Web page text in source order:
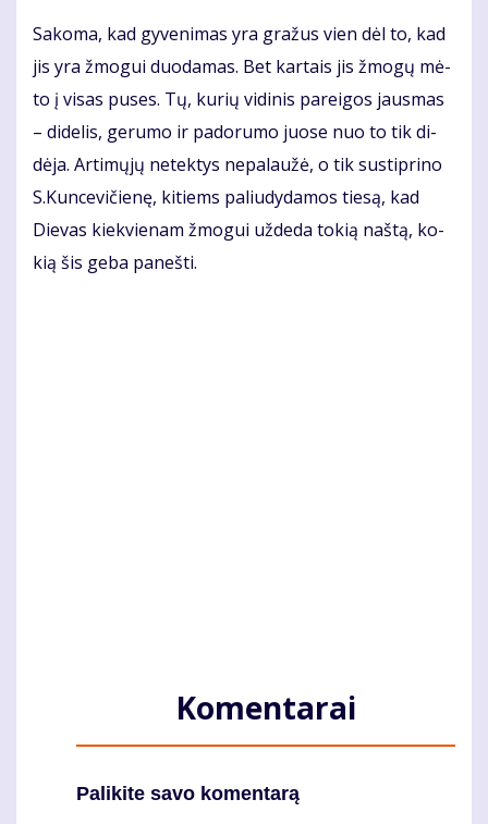
Sa­ko­ma, kad gy­ve­ni­mas yra gra­žus vien dėl to, kad
jis yra žmo­gui duo­da­mas. Bet kar­tais jis žmo­gų mė­
to į vi­sas pu­ses. Tų, ku­rių vi­di­nis pa­rei­gos jaus­mas
– di­de­lis, ge­ru­mo ir pa­do­ru­mo juo­se nuo to tik di­
dė­ja. Ar­ti­mų­jų ne­tek­tys ne­pa­lau­žė, o tik su­stip­ri­no
S.Kun­ce­vi­čie­nę, ki­tiems pa­liu­dy­da­mos tie­są, kad
Die­vas kiek­vie­nam žmo­gui už­de­da to­kią naš­tą, ko­
kią šis ge­ba pa­neš­ti.
Komentarai
Palikite savo komentarą